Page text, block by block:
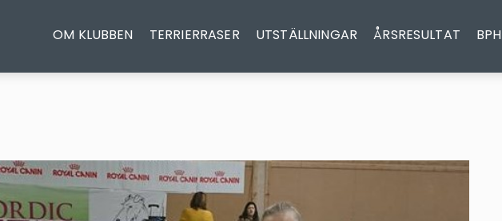
OM KLUBBEN TERRIERRASER UTSTÄLLNINGAR ÅRSRESULTAT BPH